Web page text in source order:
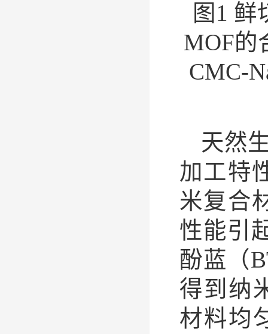
图1 鲜
MOF的
CMC-
天然
加工特
米复合
性能引
酚蓝（
得到纳
材料均